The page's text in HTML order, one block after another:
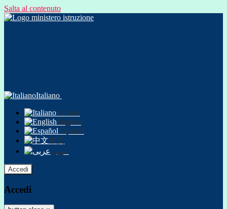
Salta al contenuto
Italiano
Italiano
English
Español
中文
عربى
Accedi
Accedi